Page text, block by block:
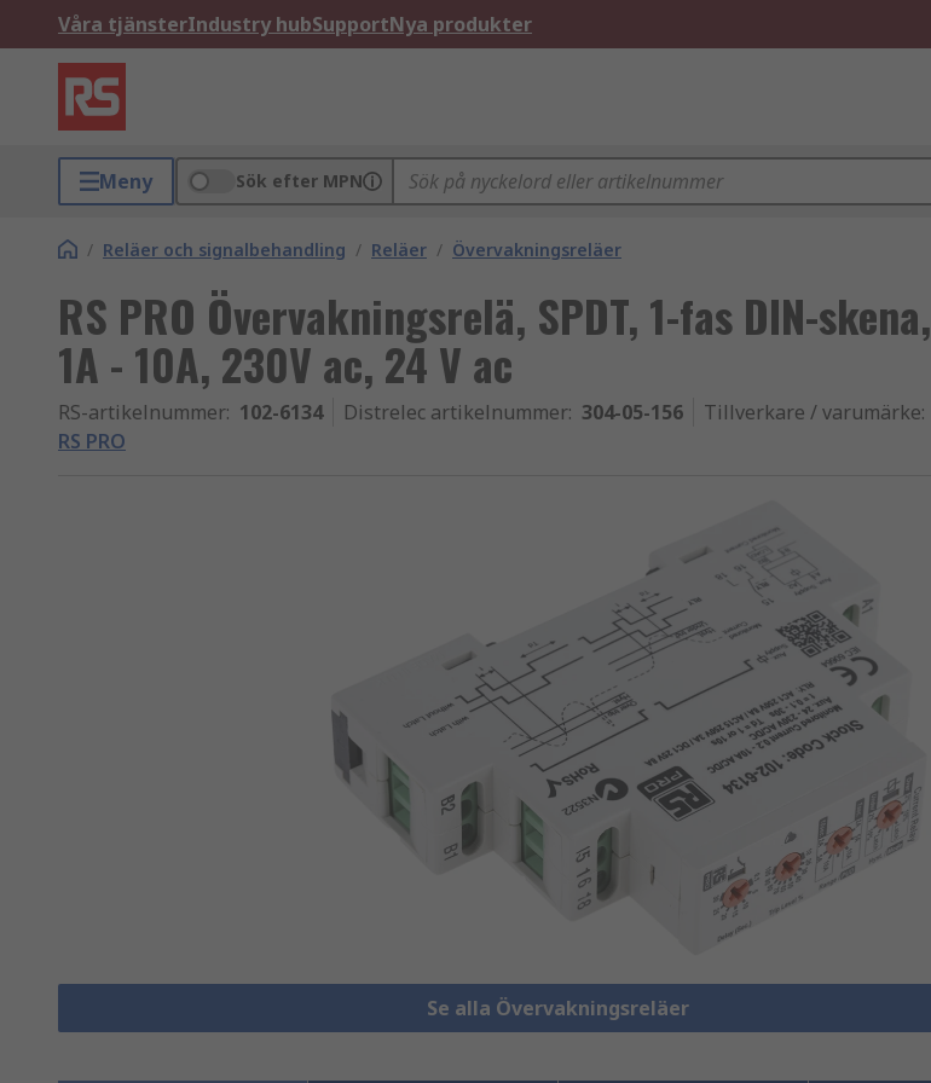
Våra tjänsterIndustry hubSupportNya produkter
Meny Sök efter MPN
/ Reläer och signalbehandling / Reläer / Övervakningsreläer
RS PRO Övervakningsrelä, SPDT, 1-fas DIN-skena,
1A - 10A, 230V ac, 24 V ac
RS-artikelnummer: 102-6134 Distrelec artikelnummer: 304-05-156 Tillverkare / varumärke:
RS PRO
Se alla Övervakningsreläer